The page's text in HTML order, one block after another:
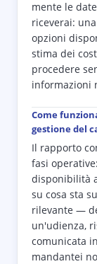
mente le
riceverai:
opzioni
stima dei
procedere
informazioni
Come
gestione del
Il rapporto
fasi
disponibilità
su cosa sta
rilevante —
un'udienza,
comunicata
mandantei